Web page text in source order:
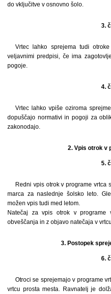
do vključitve v osnovno šolo.
3.
Vrtec lahko sprejema tudi
veljavnimi predpisi, če ima
pogoje.
4.
Vrtec lahko vpiše oziroma
dopuščajo normativi in pogoji za
zakonodajo.
2. Vpis otrok v
5.
Redni vpis otrok v programe vrtca
marca za naslednje šolsko leto.
možen vpis tudi med letom.
Natečaj za vpis otrok v programe
obveščanja in z objavo natečaja v vrtcu.
3. Postopek
6.
Otroci se sprejemajo v programe
vrtcu prosta mesta. Ravnatelj je